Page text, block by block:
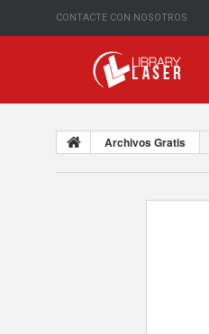
CONTACTE CON NOSOTROS
Archivos Gratis